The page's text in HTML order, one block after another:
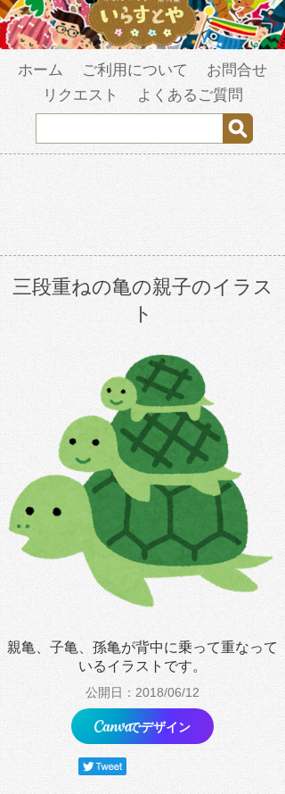
ホーム ご利用について
お問合せ
リクエスト
よくあるご質問
三段重ねの亀の親子のイラス
ト
親亀、子亀、孫亀が背中に乗って重なって
いるイラストです。
公開日：2018/06/12
でデザイン